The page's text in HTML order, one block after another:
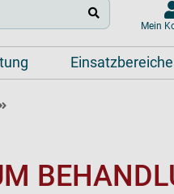
Mein
Einsatzbereiche